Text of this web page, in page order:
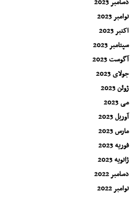
دسامبر 2023
نوامبر 2023
اکتبر 2023
سپتامبر 2023
آگوست 2023
جولای 2023
ژوئن 2023
می 2023
آوریل 2023
مارس 2023
فوریه 2023
ژانویه 2023
دسامبر 2022
نوامبر 2022